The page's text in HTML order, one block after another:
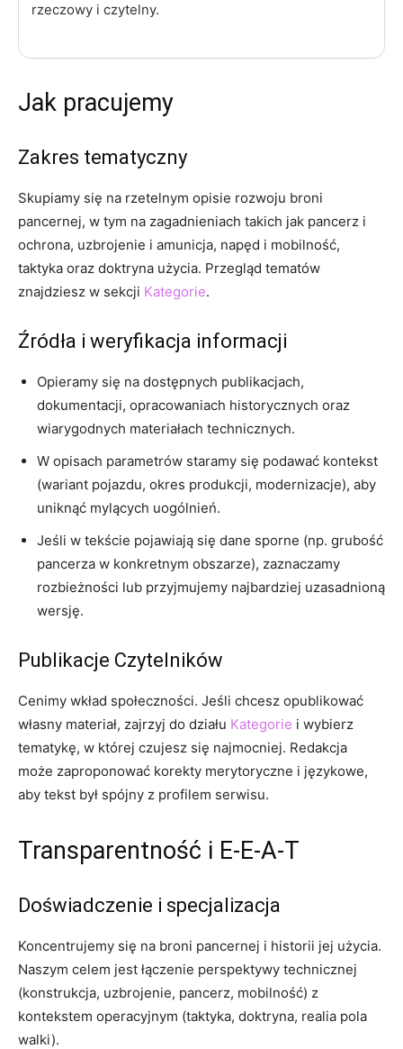
rzeczowy i czytelny.
Jak pracujemy
Zakres tematyczny
Skupiamy się na rzetelnym opisie rozwoju broni
pancernej, w tym na zagadnieniach takich jak pancerz i
ochrona, uzbrojenie i amunicja, napęd i mobilność,
taktyka oraz doktryna użycia. Przegląd tematów
znajdziesz w sekcji Kategorie.
Źródła i weryfikacja informacji
Opieramy się na dostępnych publikacjach,
dokumentacji, opracowaniach historycznych oraz
wiarygodnych materiałach technicznych.
W opisach parametrów staramy się podawać kontekst
(wariant pojazdu, okres produkcji, modernizacje), aby
uniknąć mylących uogólnień.
Jeśli w tekście pojawiają się dane sporne (np. grubość
pancerza w konkretnym obszarze), zaznaczamy
rozbieżności lub przyjmujemy najbardziej uzasadnioną
wersję.
Publikacje Czytelników
Cenimy wkład społeczności. Jeśli chcesz opublikować
własny materiał, zajrzyj do działu Kategorie i wybierz
tematykę, w której czujesz się najmocniej. Redakcja
może zaproponować korekty merytoryczne i językowe,
aby tekst był spójny z profilem serwisu.
Transparentność i E‑E‑A‑T
Doświadczenie i specjalizacja
Koncentrujemy się na broni pancernej i historii jej użycia.
Naszym celem jest łączenie perspektywy technicznej
(konstrukcja, uzbrojenie, pancerz, mobilność) z
kontekstem operacyjnym (taktyka, doktryna, realia pola
walki).